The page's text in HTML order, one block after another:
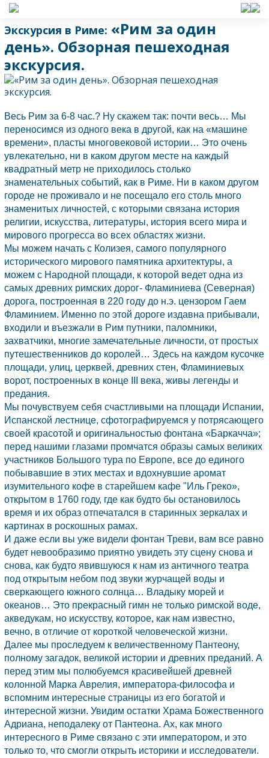
Экскурсия в Риме: «Рим за один
день». Обзорная пешеходная
экскурсия.
Весь Рим за 6-8 час.? Ну скажем так: почти весь… Мы
переносимся из одного века в другой, как на «машине
времени», пласты многовековой истории… Это очень
увлекательно, ни в каком другом месте на каждый
квадратный метр не приходилось столько
знаменательных событий, как в Риме. Ни в каком другом
городе не проживало и не посещало его столь много
знаменитых личностей, с которыми связана история
религии, искусства, литературы, история всего мира и
мирового прогресса во всех областях жизни.
Мы можем начать с Колизея, самого популярного
исторического мирового памятника архитектуры, а
можем с Народной площади, к которой ведет одна из
самых древних римских дорог- Фламиниева (Северная)
дорога, построенная в 220 году до н.э. цензором Гаем
Фламинием. Именно по этой дороге издавна прибывали,
входили и въезжали в Рим путники, паломники,
захватчики, многие замечательные личности, от простых
путешественников до королей… Здесь на каждом кусочке
площади, улиц, церквей, древних стен, Фламиниевых
ворот, построенных в конце III века, живы легенды и
предания.
Мы почувствуем себя счастливыми на площади Испании,
Испанской лестнице, сфотографируемся у потрясающего
своей красотой и оригинальностью фонтана «Баркачча»;
перед нашими глазами промчатся образы самых великих
участников Большого тура по Европе, все до единого
побывавшие в этих местах и вдохнувшие аромат
изумительного кофе в старейшем кафе "Иль Греко»,
открытом в 1760 году, где как будто бы остановилось
время и их образ отпечатался в старинных зеркалах и
картинах в роскошных рамах.
И даже если вы уже видели фонтан Треви, вам все равно
будет невообразимо приятно увидеть эту сцену снова и
снова, как будто явившуюся к нам из античного театра
под открытым небом под звуки журчащей воды и
сверкающего южного солнца… Владыку морей и
океанов… Это прекрасный гимн не только римской воде,
акведукам, но искусству, которое, как нам известно,
вечно, в отличие от короткой человеческой жизни.
Далее мы проследуем к величественному Пантеону,
полному загадок, великой истории и древних преданий. А
перед этим мы полюбуемся красивейшей древней
колонной Марка Аврелия, императора-философа и
вспомним интересные страницы из его богатой и
интересной жизни. Увидим остатки Храма Божественного
Адриана, неподалеку от Пантеона. Ах, как много
интересного в Риме связано с эти императором, и это
только то, что смогли открыть историки и исследователи.